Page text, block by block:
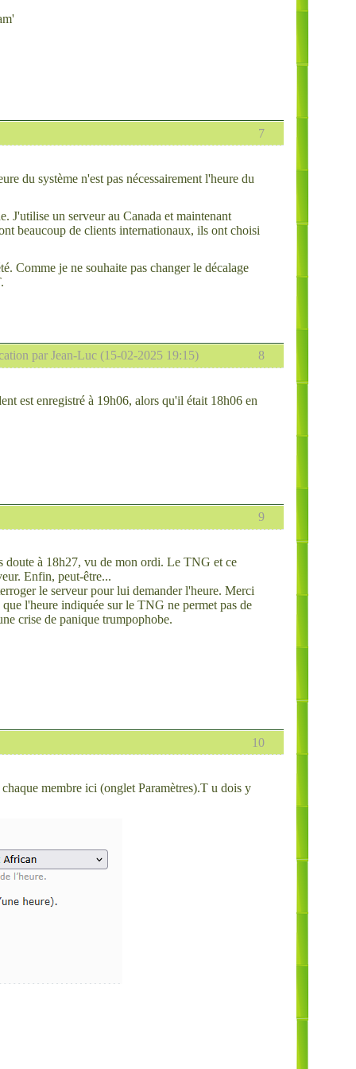
7
du système n'est pas nécessairement l'heure du
J'utilise un serveur au Canada et maintenant
beaucoup de clients internationaux, ils ont choisi
Comme je ne souhaite pas changer le décalage
8
par Jean-Luc (15-02-2025 19:15)
est enregistré à 19h06, alors qu'il était 18h06 en
9
doute à 18h27, vu de mon ordi. Le TNG et ce
Enfin, peut-être...
le serveur pour lui demander l'heure. Merci
l'heure indiquée sur le TNG ne permet pas de
crise de panique trumpophobe.
10
membre ici (onglet Paramètres).T u dois y